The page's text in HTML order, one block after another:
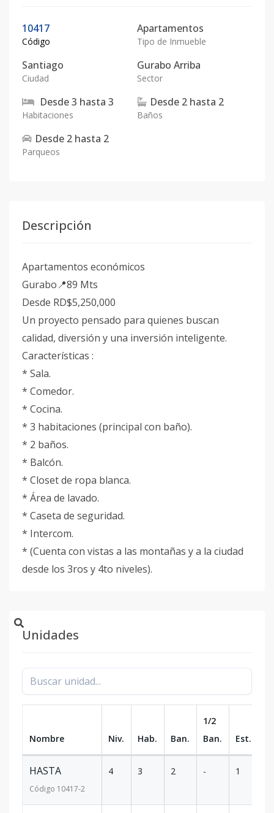
10417
Código
Apartamentos
Tipo de Inmueble
Santiago
Ciudad
Gurabo Arriba
Sector
Desde3 hasta 3
Habitaciones
Desde 2 hasta 2
Baños
Desde 2 hasta 2
Parqueos
Descripción
Apartamentos económicos
Gurabo📍89 Mts
Desde RD$5,250,000
Un proyecto pensado para quienes buscan
calidad, diversión y una inversión inteligente.
Características :
* Sala.
* Comedor.
* Cocina.
* 3 habitaciones (principal con baño).
* 2 baños.
* Balcón.
* Closet de ropa blanca.
* Área de lavado.
* Caseta de seguridad.
* Intercom.
* (Cuenta con vistas a las montañas y a la ciudad
desde los 3ros y 4to niveles).
Unidades
Nombre Niv. Hab. Ban.
1/2
Ban.
Est.
HASTA
Código 10417-2
4 3 2 - 1